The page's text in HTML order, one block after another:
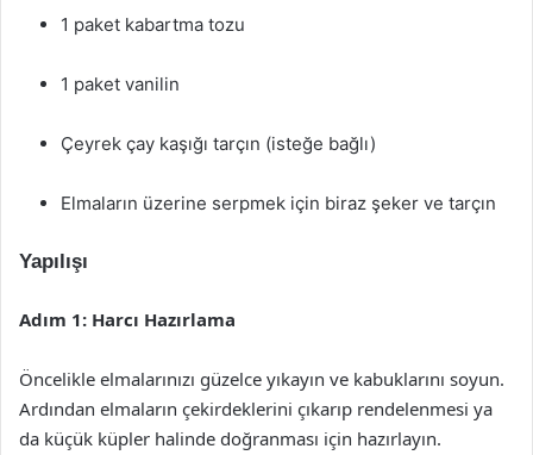
1 paket kabartma tozu
1 paket vanilin
Çeyrek çay kaşığı tarçın (isteğe bağlı)
Elmaların üzerine serpmek için biraz şeker ve tarçın
Yapılışı
Adım 1: Harcı Hazırlama
Öncelikle elmalarınızı güzelce yıkayın ve kabuklarını soyun.
Ardından elmaların çekirdeklerini çıkarıp rendelenmesi ya
da küçük küpler halinde doğranması için hazırlayın.